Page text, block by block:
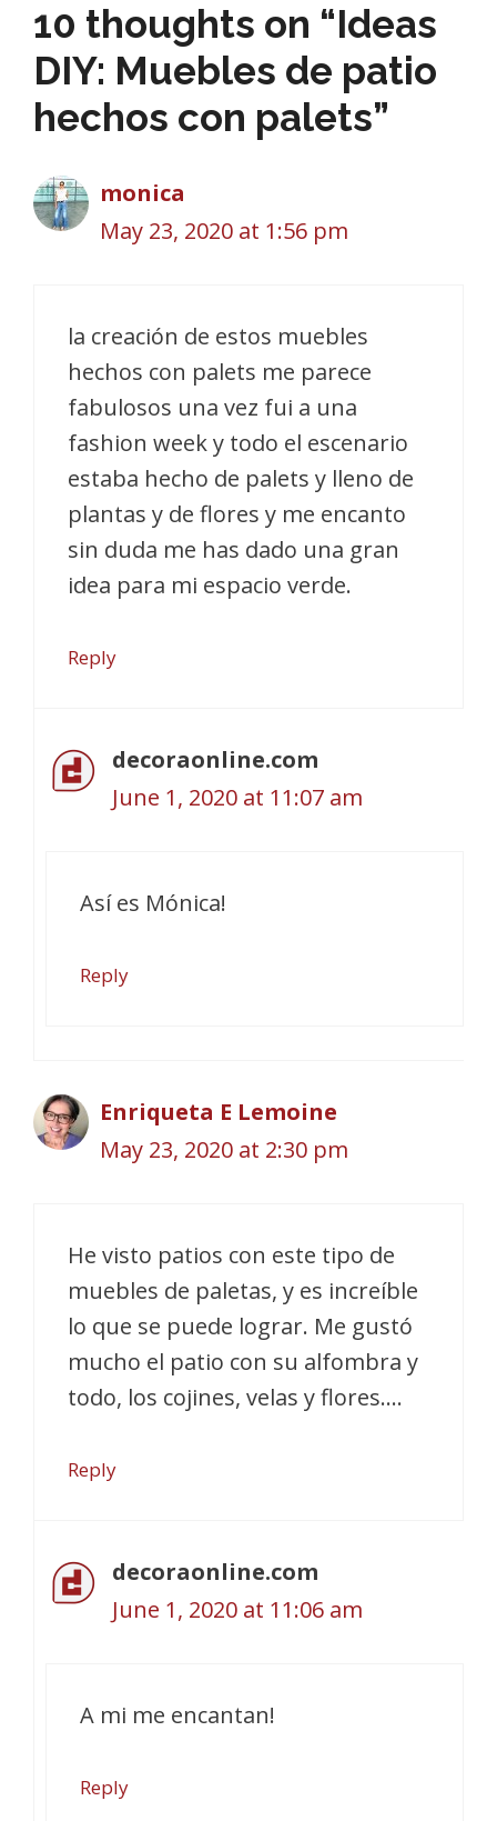
10 thoughts on “Ideas
DIY: Muebles de patio
hechos con palets”
monica
May 23, 2020 at 1:56 pm
la creación de estos muebles
hechos con palets me parece
fabulosos una vez fui a una
fashion week y todo el escenario
estaba hecho de palets y lleno de
plantas y de flores y me encanto
sin duda me has dado una gran
idea para mi espacio verde.
Reply
decoraonline.com
June 1, 2020 at 11:07 am
Así es Mónica!
Reply
Enriqueta E Lemoine
May 23, 2020 at 2:30 pm
He visto patios con este tipo de
muebles de paletas, y es increíble
lo que se puede lograr. Me gustó
mucho el patio con su alfombra y
todo, los cojines, velas y flores….
Reply
decoraonline.com
June 1, 2020 at 11:06 am
A mi me encantan!
Reply